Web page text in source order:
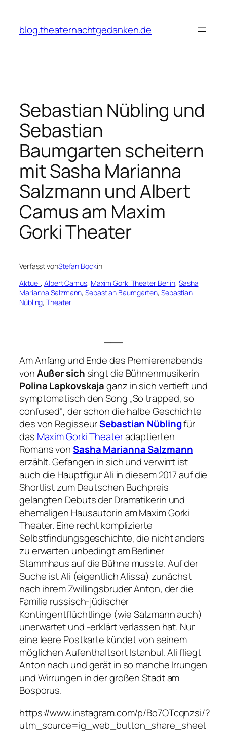
springen
blog.theaternachtgedanken.de
Sebastian Nübling und
Sebastian
Baumgarten scheitern
mit Sasha Marianna
Salzmann und Albert
Camus am Maxim
Gorki Theater
Verfasst vonStefan Bockin
Aktuell, Albert Camus, Maxim Gorki Theater Berlin, Sasha
Marianna Salzmann, Sebastian Baumgarten, Sebastian
Nübling, Theater
Am Anfang und Ende des Premierenabends
vonAußer sich singt die Bühnenmusikerin
Polina Lapkovskajaganz in sich vertieft und
symptomatisch den Song „So trapped, so
confused“, der schon die halbe Geschichte
des von RegisseurSebastian Nüblingfür
das Maxim Gorki Theateradaptierten
Romans vonSasha Marianna Salzmann
erzählt. Gefangen in sich und verwirrt ist
auch die Hauptfigur Ali in diesem 2017 auf die
Shortlist zum Deutschen Buchpreis
gelangten Debuts der Dramatikerin und
ehemaligen Hausautorin am Maxim Gorki
Theater. Eine recht komplizierte
Selbstfindungsgeschichte, die nicht anders
zu erwarten unbedingt am Berliner
Stammhaus auf die Bühne musste. Auf der
Suche ist Ali (eigentlich Alissa) zunächst
nach ihrem Zwillingsbruder Anton, der die
Familie russisch-jüdischer
Kontingentflüchtlinge (wie Salzmann auch)
unerwartet und -erklärt verlassen hat. Nur
eine leere Postkarte kündet von seinem
möglichen Aufenthaltsort Istanbul. Ali fliegt
Anton nach und gerät in so manche Irrungen
und Wirrungen in der großen Stadt am
Bosporus.
https://www.instagram.com/p/Bo7OTcqnzsi/?
utm_source=ig_web_button_share_sheet